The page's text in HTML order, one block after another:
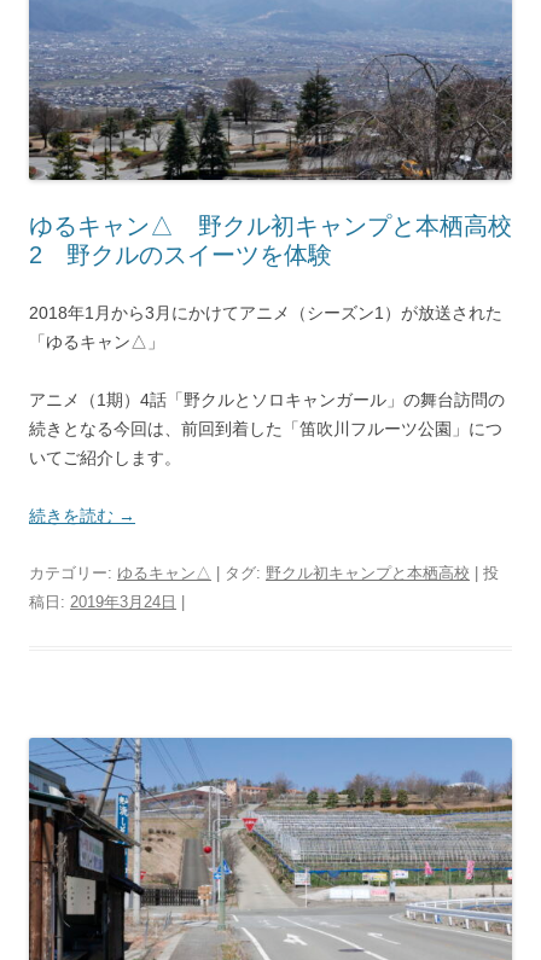
ゆるキャン△ 野クル初キャンプと本栖高校
2 野クルのスイーツを体験
2018年1月から3月にかけてアニメ（シーズン1）が放送された
「ゆるキャン△」
アニメ（1期）4話「野クルとソロキャンガール」の舞台訪問の
続きとなる今回は、前回到着した「笛吹川フルーツ公園」につ
いてご紹介します。
続きを読む →
カテゴリー: ゆるキャン△ | タグ: 野クル初キャンプと本栖高校 | 投
稿日: 2019年3月24日